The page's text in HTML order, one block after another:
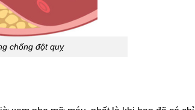
chống đột quỵ